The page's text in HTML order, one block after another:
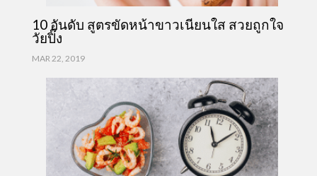
10 อันดับ สูตรขัดหน้าขาวเนียนใส สวยถูกใจ
วัยปิ๊ง
MAR 22, 2019